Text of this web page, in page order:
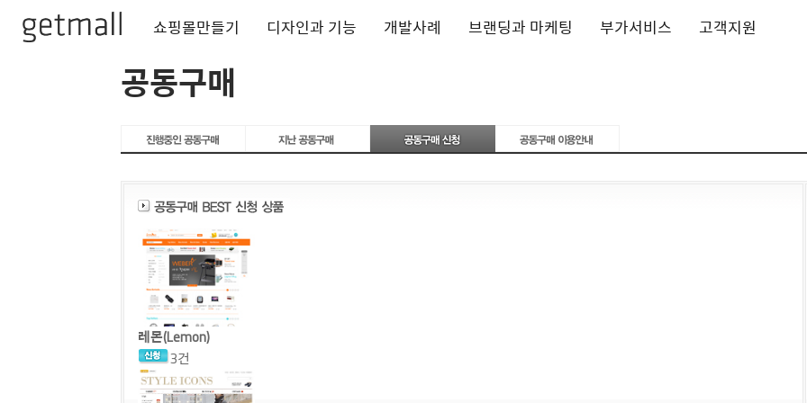
쇼핑몰만들기 디자인과 기능 개발사례 브랜딩과 마케팅 부가서비스 고객지원
공동구매
레몬(Lemon)
3건